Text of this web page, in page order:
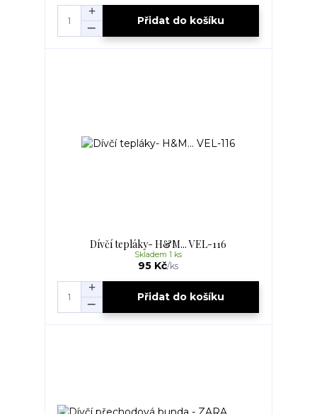
Přidat do košíku
Dívčí tepláky- H&M... VEL-116
95 Kč/ks
Skladem 1 ks
Přidat do košíku